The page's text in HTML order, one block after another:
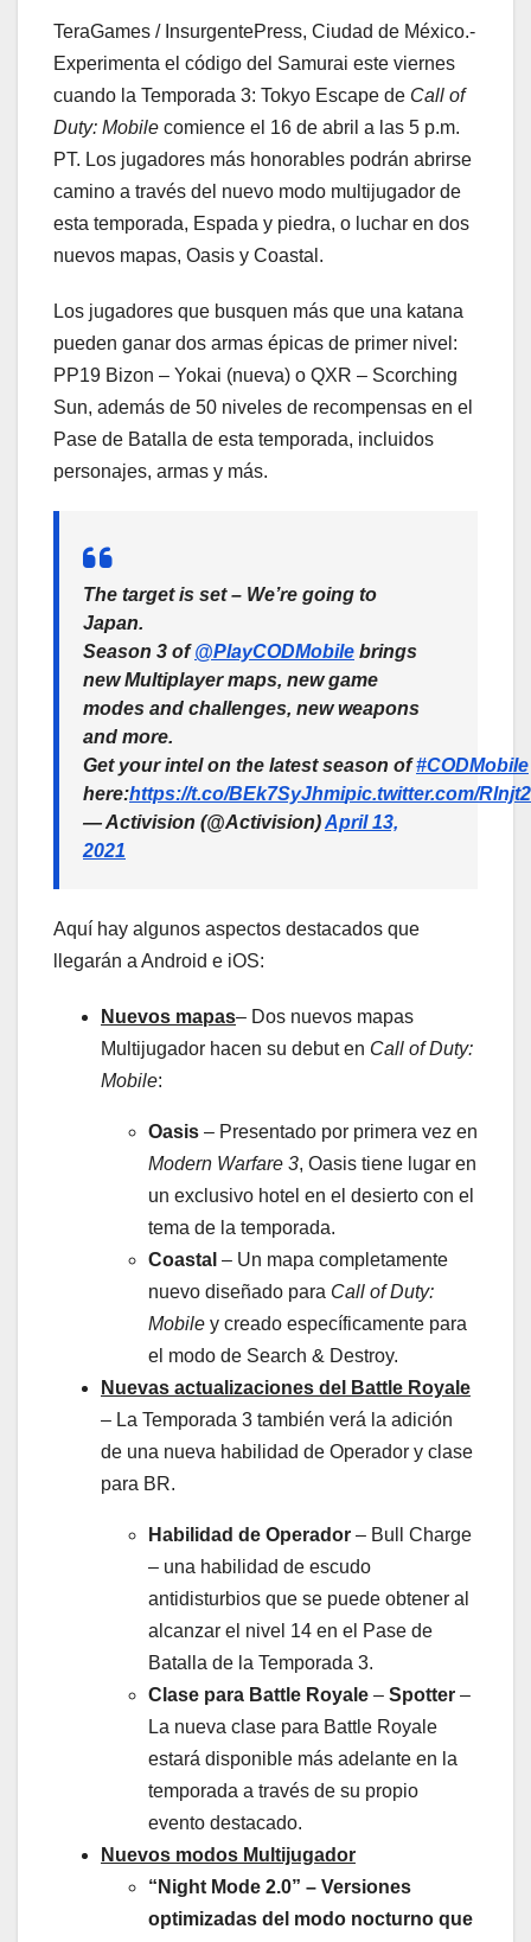
TeraGames / InsurgentePress, Ciudad de México.-
Experimenta el código del Samurai este viernes
cuando la Temporada 3: Tokyo Escape de Call of
Duty: Mobile comience el 16 de abril a las 5 p.m.
PT. Los jugadores más honorables podrán abrirse
camino a través del nuevo modo multijugador de
esta temporada, Espada y piedra, o luchar en dos
nuevos mapas, Oasis y Coastal.
Los jugadores que busquen más que una katana
pueden ganar dos armas épicas de primer nivel:
PP19 Bizon – Yokai (nueva) o QXR – Scorching
Sun, además de 50 niveles de recompensas en el
Pase de Batalla de esta temporada, incluidos
personajes, armas y más.
The target is set – We’re going to
Japan.
Season 3 of@PlayCODMobile brings
new Multiplayer maps, new game
modes and challenges, new weapons
and more.
Get your intel on the latest season of#CODMobile
here:https://t.co/BEk7SyJhmipic.twitter.com/
— Activision (@Activision)April 13,
2021
Aquí hay algunos aspectos destacados que
llegarán a Android e iOS:
Nuevos mapas– Dos nuevos mapas
Multijugador hacen su debut en Call of Duty:
Mobile:
Oasis – Presentado por primera vez en
Modern Warfare 3, Oasis tiene lugar en
un exclusivo hotel en el desierto con el
tema de la temporada.
Coastal – Un mapa completamente
nuevo diseñado para Call of Duty:
Mobile y creado específicamente para
el modo de Search & Destroy.
Nuevas actualizaciones del Battle Royale
– La Temporada 3 también verá la adición
de una nueva habilidad de Operador y clase
para BR.
Habilidad de Operador – Bull Charge
– una habilidad de escudo
antidisturbios que se puede obtener al
alcanzar el nivel 14 en el Pase de
Batalla de la Temporada 3.
Clase para Battle Royale – Spotter –
La nueva clase para Battle Royale
estará disponible más adelante en la
temporada a través de su propio
evento destacado.
Nuevos modos Multijugador
“Night Mode 2.0” – Versiones
optimizadas del modo nocturno que